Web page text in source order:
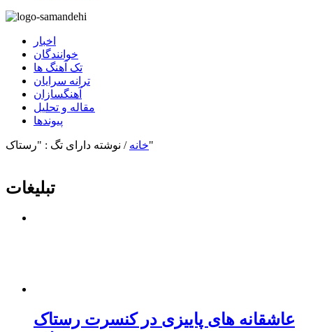
اخبار
خوانندگان
تک آهنگ ها
ترانه سرایان
آهنگسازان
مقاله و تحلیل
پیوندها
خانه / نوشته دارای تگ : "رستاک"
تبلیغات
عاشقانه های پاییزی در کنسرت رستاک